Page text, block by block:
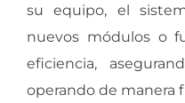
su equipo, el
nuevos módulos o
eficiencia,
operando de manera